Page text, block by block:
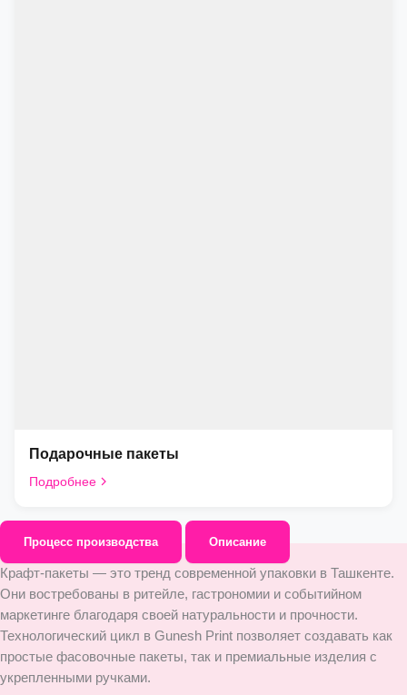
Подарочные пакеты
Подробнее
Процесс производства Описание
Крафт-пакеты — это тренд современной упаковки в Ташкенте.
Они востребованы в ритейле, гастрономии и событийном
маркетинге благодаря своей натуральности и прочности.
Технологический цикл в Gunesh Print позволяет создавать как
простые фасовочные пакеты, так и премиальные изделия с
укрепленными ручками.